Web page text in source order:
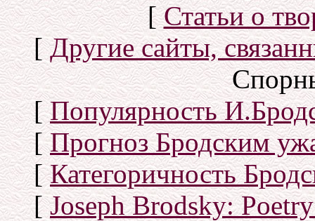
[Статьи о
[Другие сайты,
[Популярность
[Прогноз Бродским
[Категоричность
[Joseph Brodsky: